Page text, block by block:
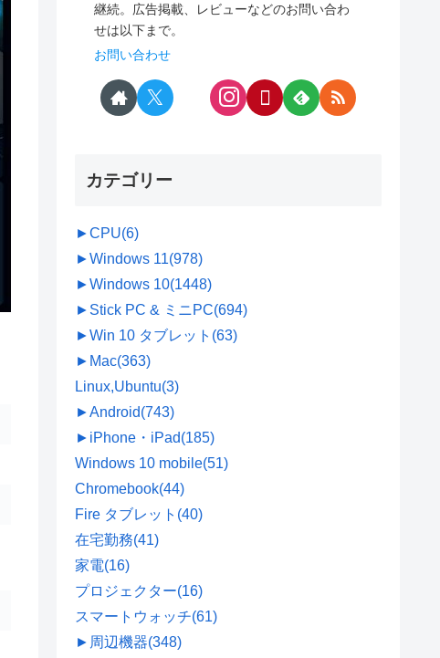
継続。広告掲載、レビューなどのお問い合わ
せは以下まで。
お問い合わせ
カテゴリー
►CPU(6)
►Windows 11(978)
►Windows 10(1448)
► Stick PC & ミニPC(694)
►Win 10 タブレット (63)
► Mac(363)
Linux,Ubuntu(3)
►Android(743)
► iPhone・iPad(185)
Windows 10 mobile(51)
Chromebook(44)
Fire タブレット (40)
在宅勤務(41)
家電(16)
プロジェクター(16)
スマートウォッチ(61)
► 周辺機器(348)